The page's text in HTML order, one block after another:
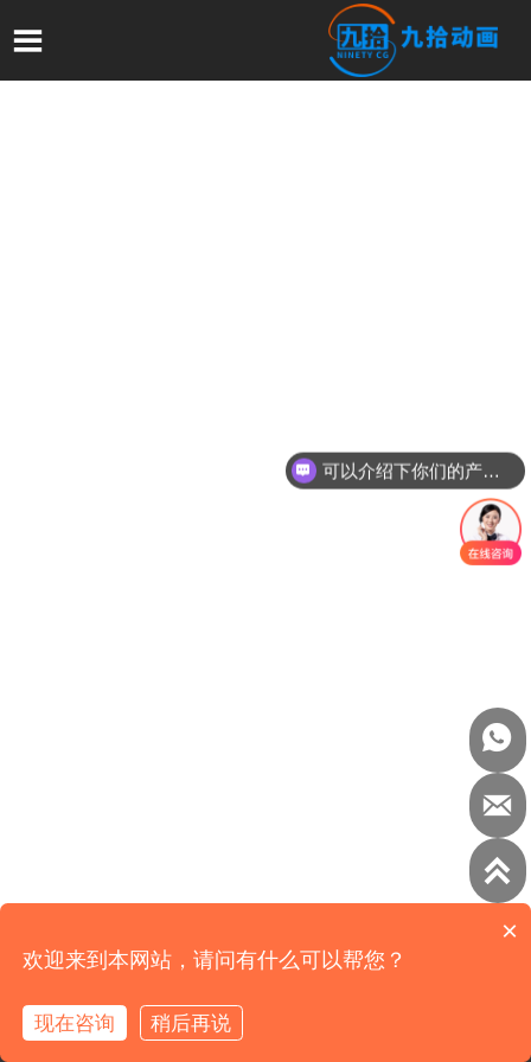





可以介绍下你们的产品么
×
欢迎来到本网站，请问有什么可以帮您？
现在咨询 稍后再说